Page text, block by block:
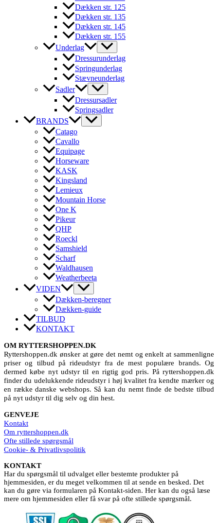
Dækken str. 125
Dækken str. 135
Dækken str. 145
Dækken str. 155
Underlag
Dressurunderlag
Springunderlag
Stævneunderlag
Sadler
Dressursadler
Springsadler
BRANDS
Catago
Cavallo
Equipage
Horseware
KASK
Kingsland
Lemieux
Mountain Horse
One K
Pikeur
QHP
Roeckl
Samshield
Scharf
Waldhausen
Weatherbeeta
VIDEN
Dækken-beregner
Dækken-guide
TILBUD
KONTAKT
OM RYTTERSHOPPEN.DK
Ryttershoppen.dk ønsker at gøre det nemt og enkelt at sammenligne
priser og tilbud på rideudstyr fra de mest populære brands. Og
dermed købe nyt udstyr til en rigtig god pris. På ryttershoppen.dk
finder du udelukkende rideudstyr i høj kvalitet fra kendte mærker og
en række danske webshops. Så kan du nemt finde de bedste tilbud
på nyt udstyr til dig selv og din hest.
GENVEJE
Kontakt
Om ryttershoppen.dk
Ofte stillede spørgsmål
Cookie- & Privatlivspolitik
KONTAKT
Har du spørgsmål til udvalget eller bestemte produkter på
hjemmesiden, er du meget velkommen til at sende en besked. Det
kan du gøre via formularen på Kontakt-siden. Her kan du også læse
mere om hjemmesiden eller få svar på ofte stillede spørgsmål.